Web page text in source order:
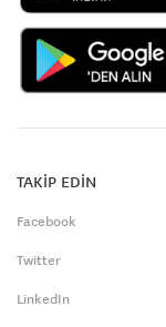
TAKİP EDİN
Facebook
Twitter
LinkedIn